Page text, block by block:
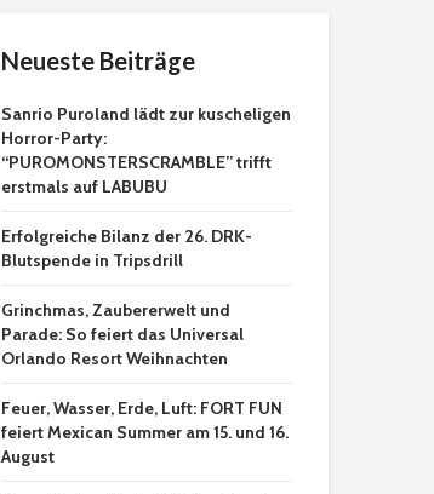
Neueste Beiträge
Sanrio Puroland lädt zur kuscheligen
Horror-Party:
“PUROMONSTERSCRAMBLE” trifft
erstmals auf LABUBU
Erfolgreiche Bilanz der 26. DRK-
Blutspende in Tripsdrill
Grinchmas, Zaubererwelt und
Parade: So feiert das Universal
Orlando Resort Weihnachten
Feuer, Wasser, Erde, Luft: FORT FUN
feiert Mexican Summer am 15. und 16.
August